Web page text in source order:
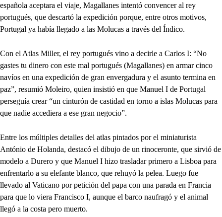
española aceptara el viaje, Magallanes intentó convencer al rey
portugués, que descartó la expedición porque, entre otros motivos,
Portugal ya había llegado a las Molucas a través del Índico.
Con el Atlas Miller, el rey portugués vino a decirle a Carlos I: “No
gastes tu dinero con este mal portugués (Magallanes) en armar cinco
navíos en una expedición de gran envergadura y el asunto termina en
paz”, resumió Moleiro, quien insistió en que Manuel I de Portugal
perseguía crear “un cinturón de castidad en torno a islas Molucas para
que nadie accediera a ese gran negocio”.
Entre los múltiples detalles del atlas pintados por el miniaturista
António de Holanda, destacó el dibujo de un rinoceronte, que sirvió de
modelo a Durero y que Manuel I hizo trasladar primero a Lisboa para
enfrentarlo a su elefante blanco, que rehuyó la pelea. Luego fue
llevado al Vaticano por petición del papa con una parada en Francia
para que lo viera Francisco I, aunque el barco naufragó y el animal
llegó a la costa pero muerto.